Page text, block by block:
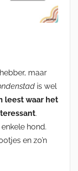
maar
is wel
leest waar het
.
hond.
en zo’n